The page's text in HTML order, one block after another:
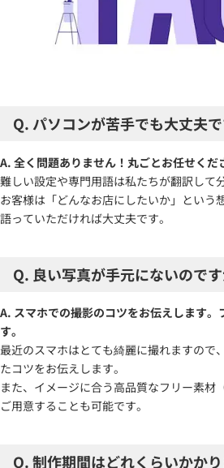
Q. パソコンが苦手でも大丈夫
A. 全く問題ありません！丸ごとお任せくだ
難しい設定や専門用語は私たちが翻訳して
お客様は「どんなお店にしたいか」という
語っていただければ大丈夫です。
Q. 良い写真が手元にないので
A. スマホでの撮影のコツをお伝えします。
す。
最近のスマホはとても綺麗に撮れますので
たコツをお伝えします。
また、イメージに合う高品質なフリー素材
ご用意することも可能です。
Q. 制作期間はどれくらいかか